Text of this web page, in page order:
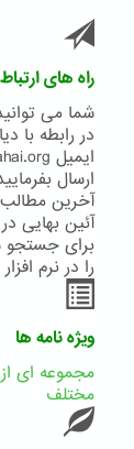
راه های
شما می
در رابطه با
ارسال
آخرین
آئین بهایی
را در نرم
ویژه نامه ها
مجموعه ای
مختلف